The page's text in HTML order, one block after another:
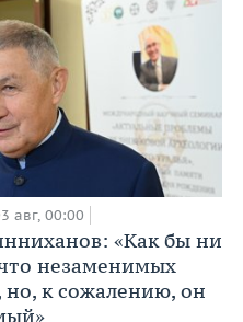
авг, 00:00
«Как бы ни
незаменимых
но, к сожалению, он